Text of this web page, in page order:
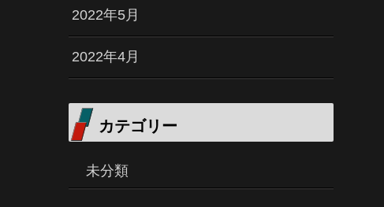
2022年5月
2022年4月
カテゴリー
未分類